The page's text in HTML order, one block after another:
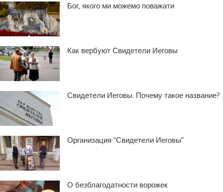
Бог, якого ми можемо поважати
Как вербуют Свидетели Иеговы
Свидетели Иеговы. Почему такое название?
Организация “Свидетели Иеговы”
О безблагодатности ворожек